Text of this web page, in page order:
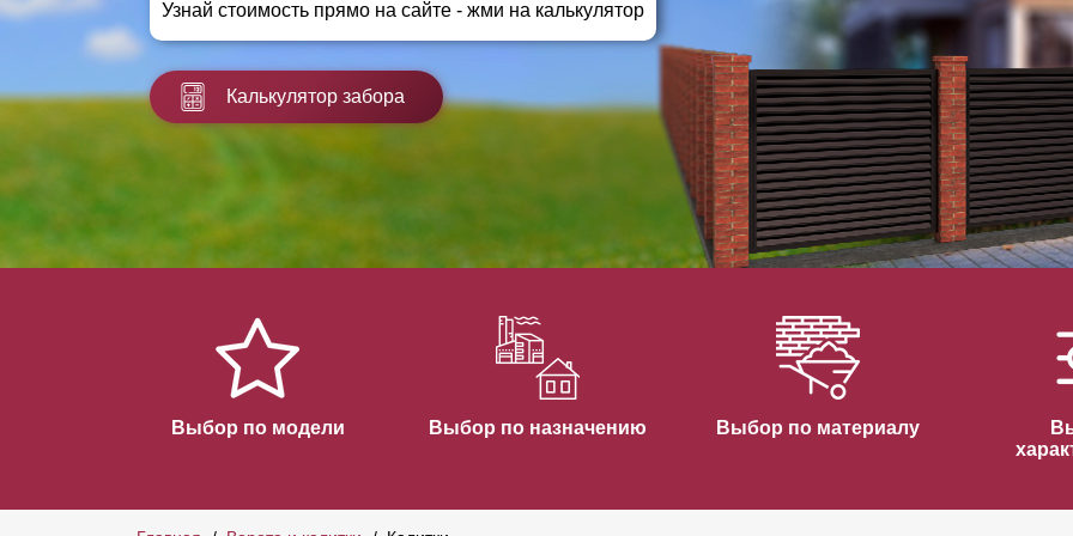
Заборы для дачи
Заборы и ограждения для школ
Забор на участок 10 соток
Горизонтальные заборы
Высокие заборы
Красивые, дизайнерские заборы
ВЫБОР ПО СПОСОБУ МОНТАЖА
Заборы под ключ
Готовые заборы
Быстровозводимые заборы
Узнай стоимость прямо на сайте - жми на калькулятор
Калькулятор забора
Выбор по модели Выбор по назначению Выбор по материалу